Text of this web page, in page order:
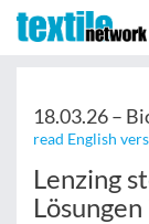
18.03.26 –
read English
Lenzing